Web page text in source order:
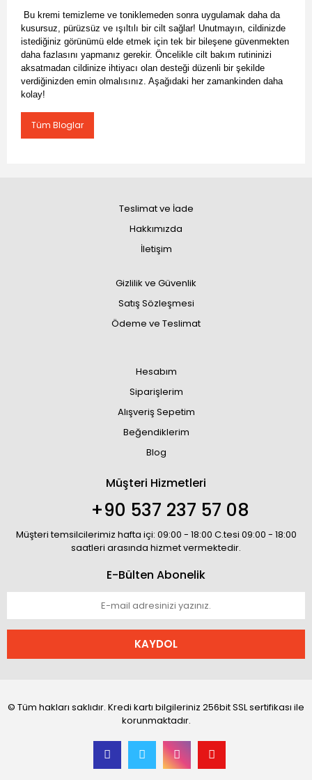
Bu kremi temizleme ve toniklemeden sonra uygulamak daha da
kusursuz, pürüzsüz ve ışıltılı bir cilt sağlar! Unutmayın, cildinizde
istediğiniz görünümü elde etmek için tek bir bileşene güvenmekten
daha fazlasını yapmanız gerekir. Öncelikle cilt bakım rutininizi
aksatmadan cildinize ihtiyacı olan desteği düzenli bir şekilde
verdiğinizden emin olmalısınız. Aşağıdaki her zamankinden daha
kolay!
Tüm Bloglar
Teslimat ve İade
Hakkımızda
İletişim
Gizlilik ve Güvenlik
Satış Sözleşmesi
Ödeme ve Teslimat
Hesabım
Siparişlerim
Alışveriş Sepetim
Beğendiklerim
Blog
Müşteri Hizmetleri
+90 537 237 57 08
Müşteri temsilcilerimiz hafta içi: 09:00 - 18:00 C.tesi 09:00 - 18:00
saatleri arasında hizmet vermektedir.
E-Bülten Abonelik
KAYDOL
© Tüm hakları saklıdır. Kredi kartı bilgileriniz 256bit SSL sertifikası ile
korunmaktadır.